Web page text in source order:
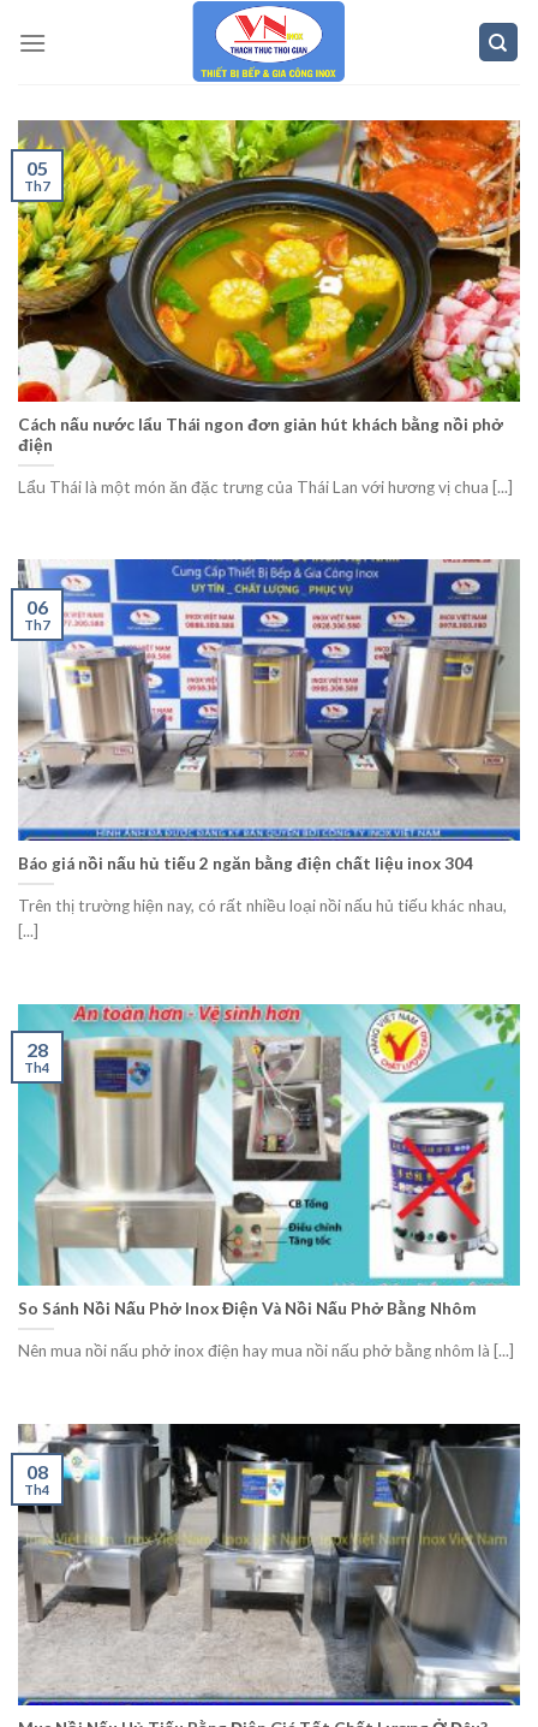
Cách nấu nước lẩu Thái ngon đơn giản hút khách bằng nồi phở
điện
Lẩu Thái là một món ăn đặc trưng của Thái Lan với hương vị chua [...]
05
Th7
Báo giá nồi nấu hủ tiếu 2 ngăn bằng điện chất liệu inox 304
Trên thị trường hiện nay, có rất nhiều loại nồi nấu hủ tiếu khác nhau,
[...]
06
Th7
So Sánh Nồi Nấu Phở Inox Điện Và Nồi Nấu Phở Bằng Nhôm
Nên mua nồi nấu phở inox điện hay mua nồi nấu phở bằng nhôm là [...]
28
Th4
08
Th4